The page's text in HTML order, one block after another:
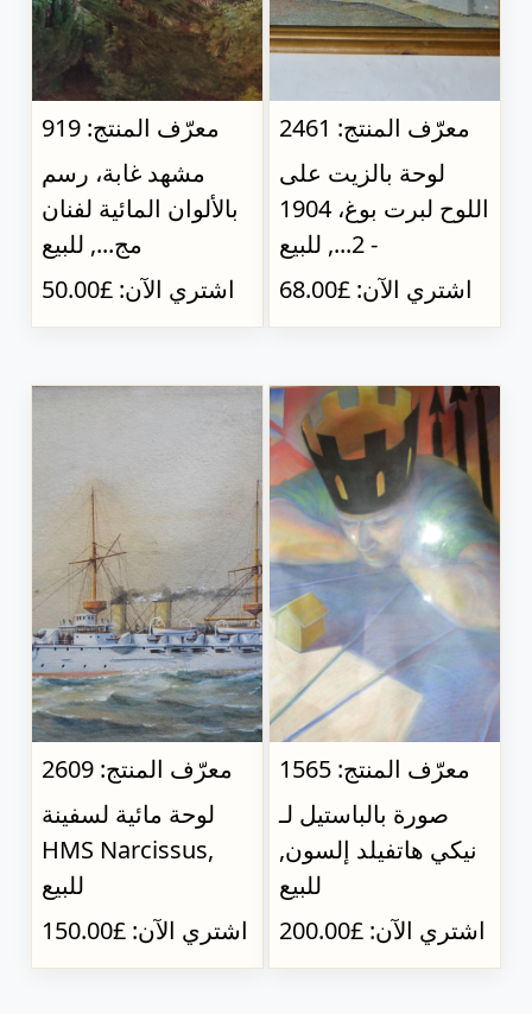
معرّف المنتج: 919
مشهد غابة، رسم
بالألوان المائية لفنان
مج..., للبيع
اشتري الآن: £50.00
معرّف المنتج: 2461
لوحة بالزيت على
اللوح لبرت بوغ، 1904
- 2..., للبيع
اشتري الآن: £68.00
معرّف المنتج: 2609
لوحة مائية لسفينة
HMS Narcissus,
للبيع
اشتري الآن: £150.00
معرّف المنتج: 1565
صورة بالباستيل لـ
نيكي هاتفيلد إلسون,
للبيع
اشتري الآن: £200.00